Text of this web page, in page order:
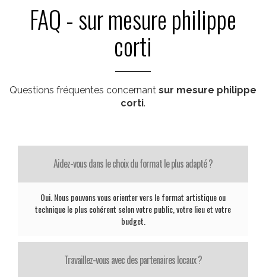
FAQ - sur mesure philippe
corti
Questions fréquentes concernant sur mesure philippe
corti.
Aidez-vous dans le choix du format le plus adapté ?
Oui. Nous pouvons vous orienter vers le format artistique ou
technique le plus cohérent selon votre public, votre lieu et votre
budget.
Travaillez-vous avec des partenaires locaux ?